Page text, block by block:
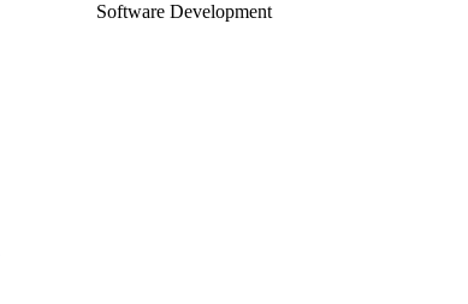
Software Development